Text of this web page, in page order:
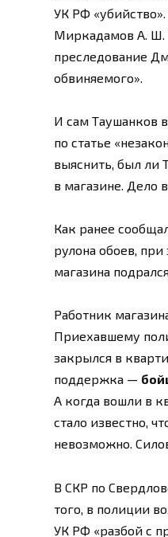
УК РФ
Миркадамов А. Ш.
преследование
обвиняемого».
И сам Таушанков
по статье
выяснить, был ли
в магазине. Дело
Как ранее
рулона обоев,
магазина
Работник
Приехавшему
закрылся в
поддержка —
А когда вошли в
стало известно,
невозможно.
В СКР по
того, в полиции
УК РФ «разбой с